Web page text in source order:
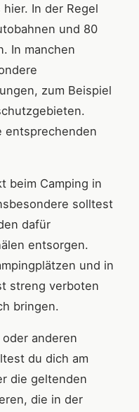
In der Regel
und 80
In manchen
zum Beispiel
entsprechenden
beim Camping in
solltest
dafür
entsorgen.
und in
streng verboten
bringen.
anderen
du dich am
die geltenden
die in der